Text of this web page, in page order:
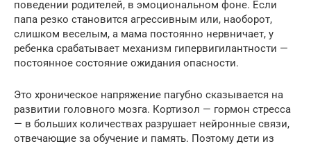
поведении родителей, в эмоциональном фоне. Если
папа резко становится агрессивным или, наоборот,
слишком веселым, а мама постоянно нервничает, у
ребенка срабатывает механизм гипервигилантности —
постоянное состояние ожидания опасности.
Это хроническое напряжение пагубно сказывается на
развитии головного мозга. Кортизол — гормон стресса
— в больших количествах разрушает нейронные связи,
отвечающие за обучение и память. Поэтому дети из